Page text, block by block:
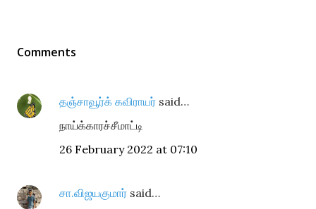
Comments
தஞ்சாவூர்க் கவிராயர் said…
நாய்க்காரச்சீமாட்டி
26 February 2022 at 07:10
சா.விஜயகுமார் said…